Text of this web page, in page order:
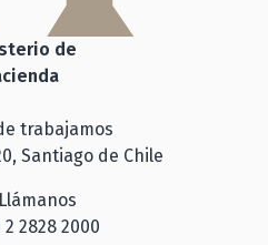
de
trabajamos
Santiago de Chile
Llámanos
2 2828 2000